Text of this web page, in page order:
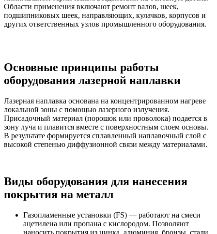
Области применения включают ремонт валов, шеек,
подшипниковых шеек, направляющих, кулачков, корпусов и
других ответственных узлов промышленного оборудования.
Основные принципы работы
оборудования лазерной наплавки
Лазерная наплавка основана на концентрированном нагреве
локальной зоны с помощью лазерного излучения.
Присадочный материал (порошок или проволока) подается в
зону луча и плавится вместе с поверхностным слоем основы.
В результате формируется сплавленный наплавочный слой с
высокой степенью диффузионной связи между материалами.
Виды оборудования для нанесения
покрытия на металл
Газопламенные установки (FS) — работают на смеси
ацетилена или пропана с кислородом. Позволяют
наносить покрытия из цинка, алюминия, бронзы, стали